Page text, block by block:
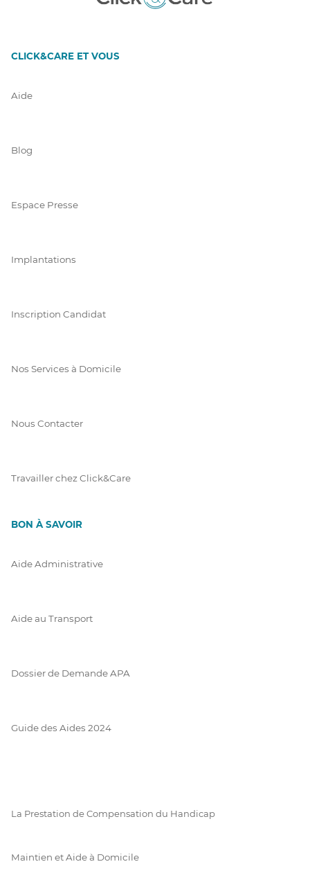
CLICK&CARE ET VOUS
Aide
Blog
Espace Presse
Implantations
Inscription Candidat
Nos Services à Domicile
Nous Contacter
Travailler chez Click&Care
BON À SAVOIR
Aide Administrative
Aide au Transport
Dossier de Demande APA
Guide des Aides 2024
La Prestation de Compensation du Handicap
Maintien et Aide à Domicile